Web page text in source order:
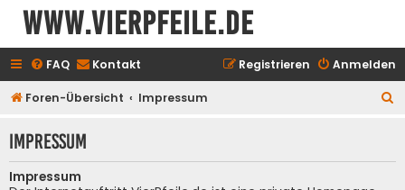
www.vierpfeile.de
FAQ Kontakt Anmelden
Registrieren
Foren-Übersicht Impressum
h
Impressum
Impressum